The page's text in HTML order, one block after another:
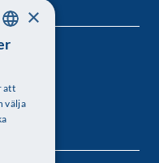
SWEDISH
×
att
välja